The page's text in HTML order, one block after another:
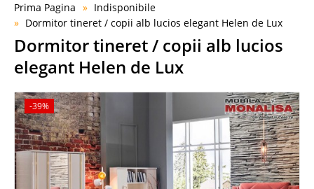
Prima Pagina
Indisponibile
Dormitor tineret / copii alb lucios elegant Helen de Lux
Dormitor tineret / copii alb lucios
elegant Helen de Lux
-39%